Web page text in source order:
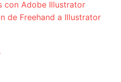
con Adobe Illustrator
de Freehand a Illustrator